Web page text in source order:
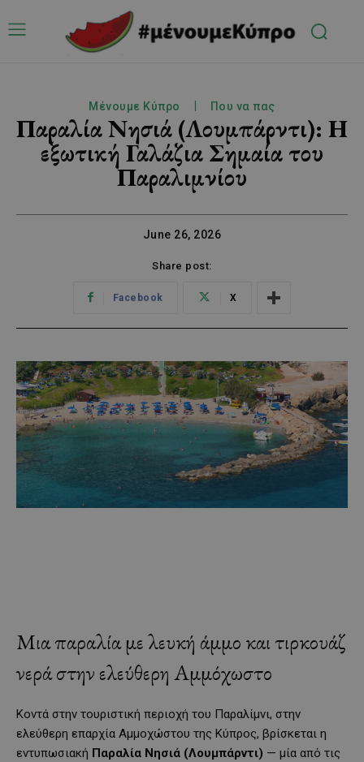
Μένουμε Κύπρο Που να πας
Παραλία Νησιά (Λουμπάρντι): Η
εξωτική Γαλάζια Σημαία του
Παραλιμνίου
June 26, 2026
Share post:
Facebook X
Μια παραλία με λευκή άμμο και τιρκουάζ
νερά στην ελεύθερη Αμμόχωστο
Κοντά στην τουριστική περιοχή του Παραλίμνι, στην
ελεύθερη επαρχία Αμμοχώστου της Κύπρος, βρίσκεται η
εντυπωσιακή Παραλία Νησιά (Λουμπάρντι) — μία από τις